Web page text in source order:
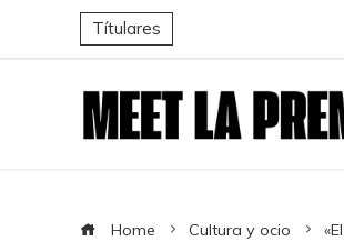
Títulares
Home Cultura y ocio